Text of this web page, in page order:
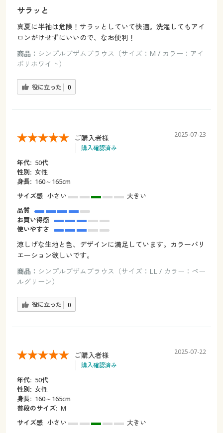
サラッと
真夏に半袖は危険！サラッとしていて快適。洗濯してもアイ
ロンがけせずにいいので、なお便利！
商品： シンプルブザムブラウス（サイズ：M / カラー：アイ
ボリホワイト）
役に立った 0
ご購入者様
購入確認済み
2025-07-23
年代: 50代
性別: 女性
身長: 160～165cm
サイズ感 小さい
大きい
品質
お買い得感
使いやすさ
涼しげな生地と色、デザインに満足しています。カラーバリ
エーション欲しいです。
商品： シンプルブザムブラウス（サイズ：LL / カラー：ペー
ルグリーン）
役に立った 0
ご購入者様
購入確認済み
2025-07-22
年代: 50代
性別: 女性
身長: 160～165cm
普段のサイズ: M
サイズ感 小さい
大きい